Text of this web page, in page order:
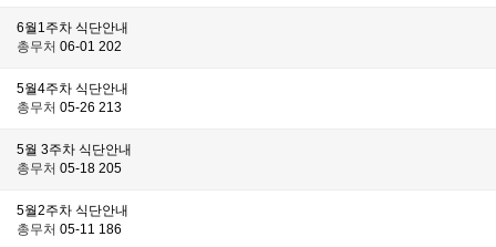
6월1주차 식단안내
총무처 06-01 202
5월4주차 식단안내
총무처 05-26 213
5월 3주차 식단안내
총무처 05-18 205
5월2주차 식단안내
총무처 05-11 186